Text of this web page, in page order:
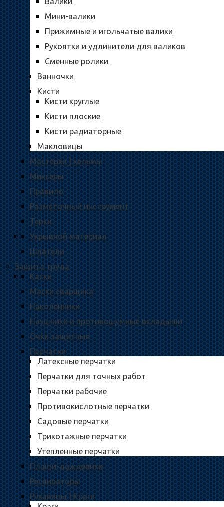
Мини-валики
Прижимные и игольчатые валики
Рукоятки и удлинители для валиков
Сменные ролики
Ванночки
Кисти
Кисти круглые
Кисти плоские
Кисти радиаторные
Макловицы
Мастерки | кельмы
Миксеры
Правило
Разметочный инструмент
Терки
Укрывной материал
Шпатели
Защита труда
Каски
Маски сварщика
Наколенники
Наушники и противошумные вкладыши
Очки защитные
Перчатки
Латексные перчатки
Перчатки для точных работ
Перчатки рабочие
Противокислотные перчатки
Садовые перчатки
Трикотажные перчатки
Утепленные перчатки
Плащи-дождевики
Респираторы
Рукавицы | Краги